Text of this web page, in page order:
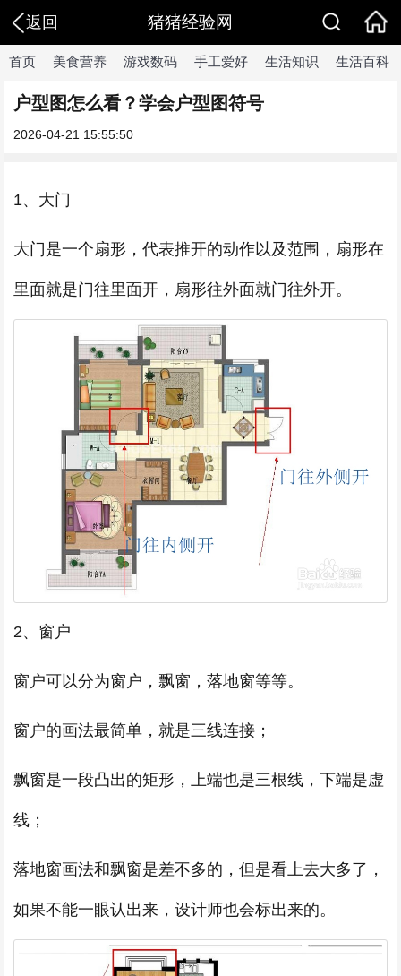
返回 猪猪经验网
首页 美食营养 游戏数码 手工爱好 生活知识 生活百科
户型图怎么看？学会户型图符号
2026-04-21 15:55:50
1、大门
大门是一个扇形，代表推开的动作以及范围，扇形在
里面就是门往里面开，扇形往外面就门往外开。
2、窗户
窗户可以分为窗户，飘窗，落地窗等等。
窗户的画法最简单，就是三线连接；
飘窗是一段凸出的矩形，上端也是三根线，下端是虚
线；
落地窗画法和飘窗是差不多的，但是看上去大多了，
如果不能一眼认出来，设计师也会标出来的。